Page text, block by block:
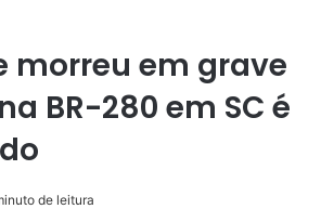
morreu em grave
BR-280 em SC é
de leitura